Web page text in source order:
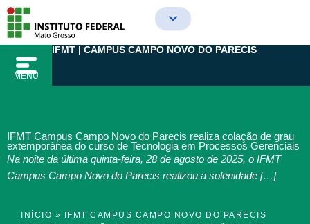
para
conteúdo
MENU
IFMT | CAMPUS CAMPO NOVO DO PARECIS
IFMT Campus Campo Novo do Parecis realiza colação de grau
extemporânea do curso de Tecnologia em Processos Gerenciais
Na noite da última quinta-feira, 28 de agosto de 2025, o IFMT
Campus Campo Novo do Parecis realizou a solenidade […]
INÍCIO » IFMT CAMPUS CAMPO NOVO DO PARECIS